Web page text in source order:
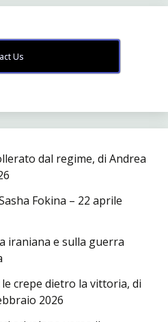
Us
dal regime, di Andrea
Fokina – 22 aprile
iraniana e sulla guerra
crepe dietro la vittoria, di
2026